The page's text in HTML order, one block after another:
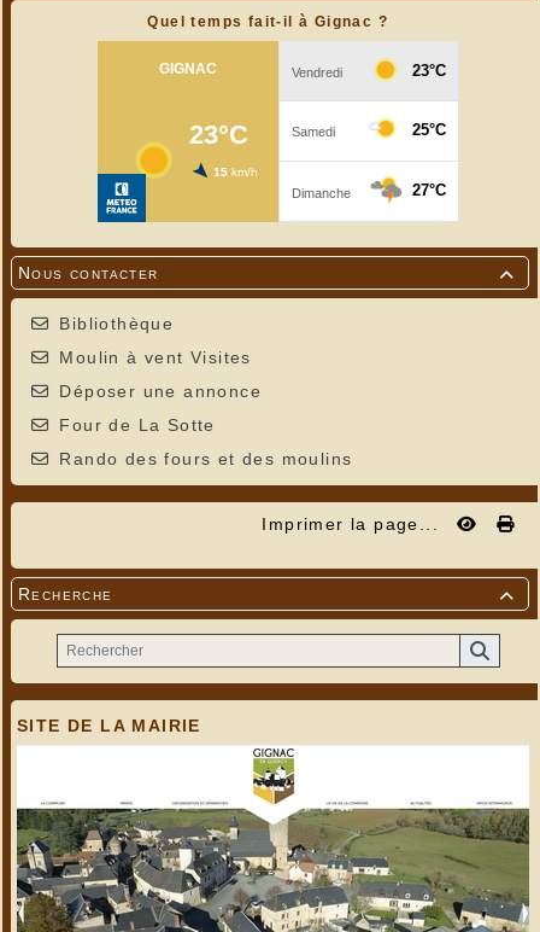
Quel temps fait-il à Gignac ?

Nous contacter
Bibliothèque
Moulin à vent Visites
Déposer une annonce
Four de La Sotte
Rando des fours et des moulins
Imprimer la page...

Recherche
SITE DE LA MAIRIE